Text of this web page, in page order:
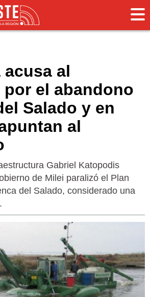
al
el abandono
Salado y en
al
Gabriel Katopodis
de Milei paralizó el Plan
del Salado, considerado una